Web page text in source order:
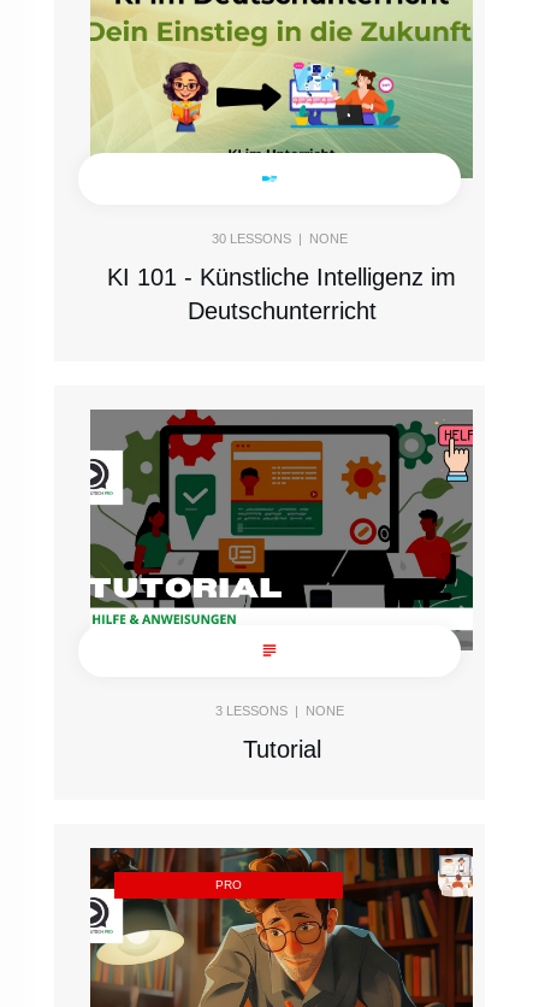
30LESSONS | NONE
KI 101 - Künstliche Intelligenz im
Deutschunterricht
3LESSONS | NONE
Tutorial
PRO